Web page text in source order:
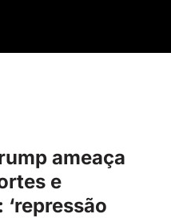
ameaça
e